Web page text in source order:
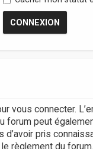
vous connecter.
forum peut
pris
règlement du forum.